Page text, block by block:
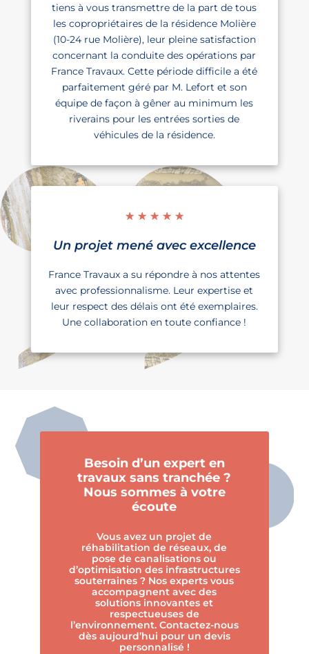
tiens à vous transmettre de la part de tous
les copropriétaires de la résidence Molière
(10-24 rue Molière), leur pleine satisfaction
concernant la conduite des opérations par
France Travaux. Cette période difficile a été
parfaitement géré par M. Lefort et son
équipe de façon à gêner au minimum les
riverains pour les entrées sorties de
véhicules de la résidence.
☆ ☆ ☆ ☆ ☆
Un projet mené avec excellence
France Travaux a su répondre à nos attentes
avec professionnalisme. Leur expertise et
leur respect des délais ont été exemplaires.
Une collaboration en toute confiance !
Besoin d’un expert en
travaux sans tranchée ?
Nous sommes à votre
écoute
Vous avez un projet de
réhabilitation de réseaux, de
pose de canalisations ou
d’optimisation des infrastructures
souterraines ? Nos experts vous
accompagnent avec des
solutions innovantes et
respectueuses de
l’environnement. Contactez-nous
dès aujourd’hui pour un devis
personnalisé !